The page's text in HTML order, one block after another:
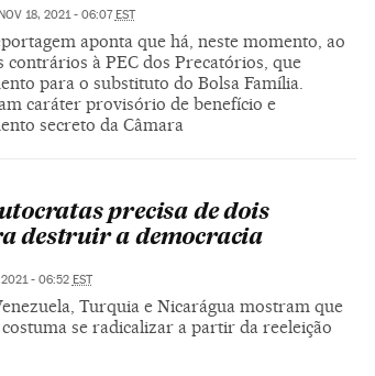
NOV 18, 2021 - 06:07 EST
aponta que há, neste momento, ao
contrários à PEC dos Precatórios, que
para o substituto do Bolsa Família.
caráter provisório de benefício e
secreto da Câmara
precisa de dois
destruir a democracia
2021 - 06:52 EST
Turquia e Nicarágua mostram que
se radicalizar a partir da reeleição